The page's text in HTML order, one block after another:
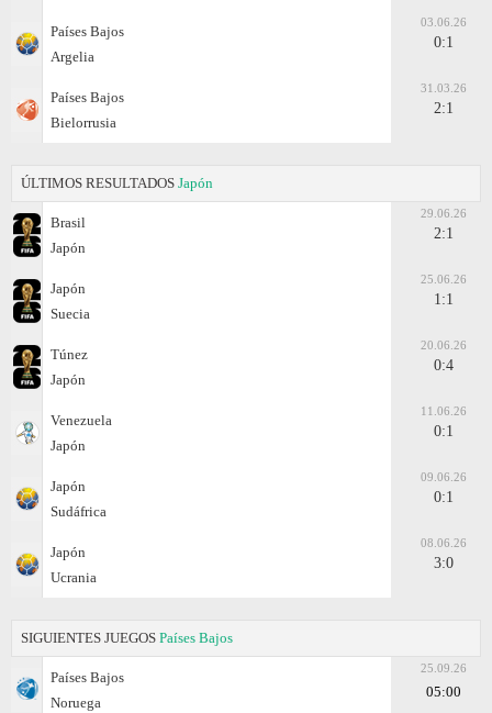
Países Bajos
Argelia
03.06.26
0:1
Países Bajos
Bielorrusia
31.03.26
2:1
ÚLTIMOS RESULTADOS Japón
Brasil
Japón
29.06.26
2:1
Japón
Suecia
25.06.26
1:1
Túnez
Japón
20.06.26
0:4
Venezuela
Japón
11.06.26
0:1
Japón
Sudáfrica
09.06.26
0:1
Japón
Ucrania
08.06.26
3:0
SIGUIENTES JUEGOS Países Bajos
Países Bajos
Noruega
25.09.26
05:00